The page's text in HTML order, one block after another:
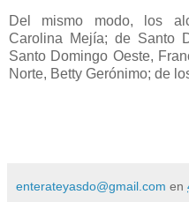
Del mismo modo, los
Carolina Mejía; de Santo
Santo Domingo Oeste,
Norte, Betty Gerónimo; de
enterateyasdo@gmail.com en